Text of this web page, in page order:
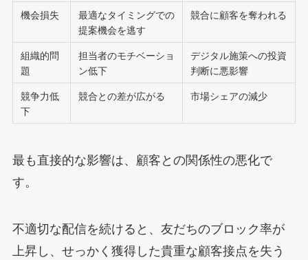
機会損失
最適なタイミングでの
提案機会を逃す
競合に顧客を奪われる
組織的問
題
担当者のモチベーショ
ン低下
デジタル施策への投資
判断に悪影響
競争力低
下
競合との差が広がる 市場シェアの減少
最も直接的な影響は、顧客との関係性の悪化で
す。
不適切な配信を続けると、友だちのブロック率が
上昇し、せっかく獲得した貴重な顧客接点を失う